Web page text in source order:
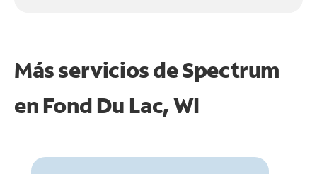
Más servicios de Spectrum
en Fond Du Lac, WI